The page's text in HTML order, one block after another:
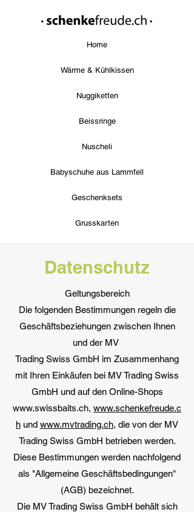
Home
Wärme & Kühlkissen
Nuggiketten
Beissringe
Nuscheli
Babyschuhe aus Lammfell
Geschenksets
Grusskarten
Datenschutz
Geltungsbereich
Die folgenden Bestimmungen regeln die
Geschäftsbeziehungen zwischen Ihnen
und der MV
Trading Swiss GmbH im Zusammenhang
mit Ihren Einkäufen bei MV Trading Swiss
GmbH und auf den Online-Shops
www.swissbaits.ch, www.schenkefreude.c
h und www.mvtrading.ch, die von der MV
Trading Swiss GmbH betrieben werden.
Diese Bestimmungen werden nachfolgend
als "Allgemeine Geschäftsbedingungen"
(AGB) bezeichnet.
Die MV Trading Swiss GmbH behält sich